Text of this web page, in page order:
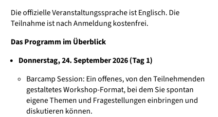
Die offizielle Veranstaltungssprache ist Englisch. Die
Teilnahme ist nach Anmeldung kostenfrei.
Das Programm im Überblick
Donnerstag, 24. September 2026 (Tag 1)
Barcamp Session: Ein offenes, von den Teilnehmenden
gestaltetes Workshop-Format, bei dem Sie spontan
eigene Themen und Fragestellungen einbringen und
diskutieren können.